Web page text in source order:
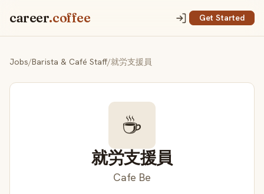
career.coffee Get Started
Jobs/Barista & Café Staff/就労支援員
☕
就労支援員
Cafe Be